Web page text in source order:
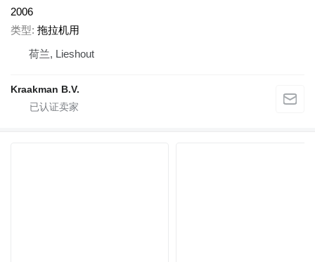
2006
类型 拖拉机用
荷兰, Lieshout
Kraakman B.V.